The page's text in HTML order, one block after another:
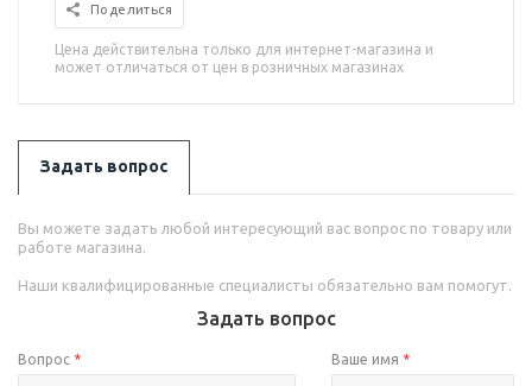
Поделиться
Цена действительна только для интернет-магазина и
может отличаться от цен в розничных магазинах
Задать вопрос
Вы можете задать любой интересующий вас вопрос по товару или
работе магазина.
Наши квалифицированные специалисты обязательно вам помогут.
Задать вопрос
Вопрос * Ваше имя *